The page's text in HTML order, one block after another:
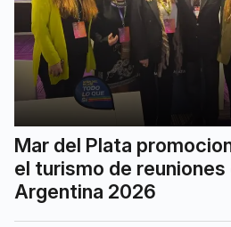
Mar del Plata
el turismo de reuniones
Argentina 2026